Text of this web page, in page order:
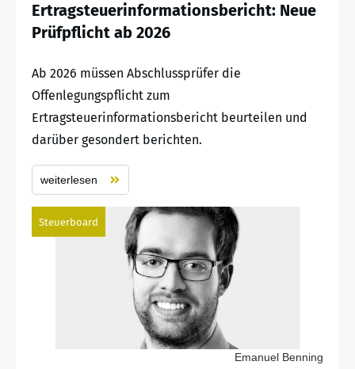
Ertragsteuerinformationsbericht: Neue
Prüfpflicht ab 2026
Ab 2026 müssen Abschlussprüfer die
Offenlegungspflicht zum
Ertragsteuerinformationsbericht beurteilen und
darüber gesondert berichten.
weiterlesen
Steuerboard
Emanuel Benning